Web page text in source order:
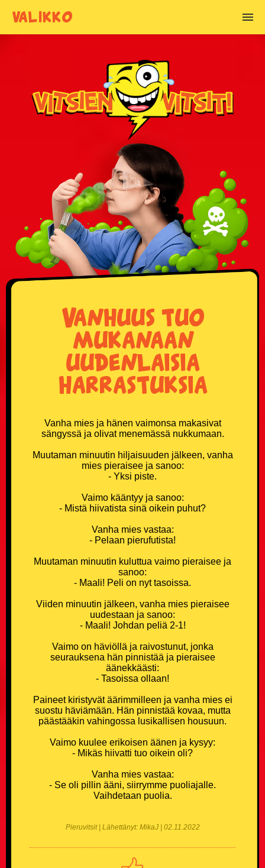
VALIKKO
Anoppivitsit
Basistivitsit
Blondivitsit
Chuck Norris vitsit
Donald Trump vitsit
Hölmöläisvitsit
Insinöörivitsit
Japanilaisvitsit
Jonnevitsit
Kasinovitsit
Laihialaisvitsit
Maalaisvitsit
Miesvitsit
Mitä eroa? -vitsit
Mitä yhteistä? -vitsit
Vanhuus tuo
mukanaan
uudenlaisia
harrastuksia
Vanha mies ja hänen vaimonsa makasivat
sängyssä ja olivat menemässä nukkumaan.
Muutaman minuutin hiljaisuuden jälkeen, vanha
mies pieraisee ja sanoo:
- Yksi piste.
Vaimo kääntyy ja sanoo:
- Mistä hiivatista sinä oikein puhut?
Vanha mies vastaa:
- Pelaan pierufutista!
Muutaman minuutin kuluttua vaimo pieraisee ja
sanoo:
- Maali! Peli on nyt tasoissa.
Viiden minuutin jälkeen, vanha mies pieraisee
uudestaan ja sanoo:
- Maali! Johdan peliä 2-1!
Vaimo on häviöllä ja raivostunut, jonka
seurauksena hän pinnistää ja pieraisee
äänekkäästi:
- Tasoissa ollaan!
Paineet kiristyvät äärimmilleen ja vanha mies ei
suostu häviämään. Hän pinnistää kovaa, mutta
päästääkin vahingossa lusikallisen housuun.
Vaimo kuulee erikoisen äänen ja kysyy:
- Mikäs hiivatti tuo oikein oli?
Vanha mies vastaa:
- Se oli pillin ääni, siirrymme puoliajalle.
Vaihdetaan puolia.
Pieruvitsit | Lähettänyt: MikaJ | 02.11.2022